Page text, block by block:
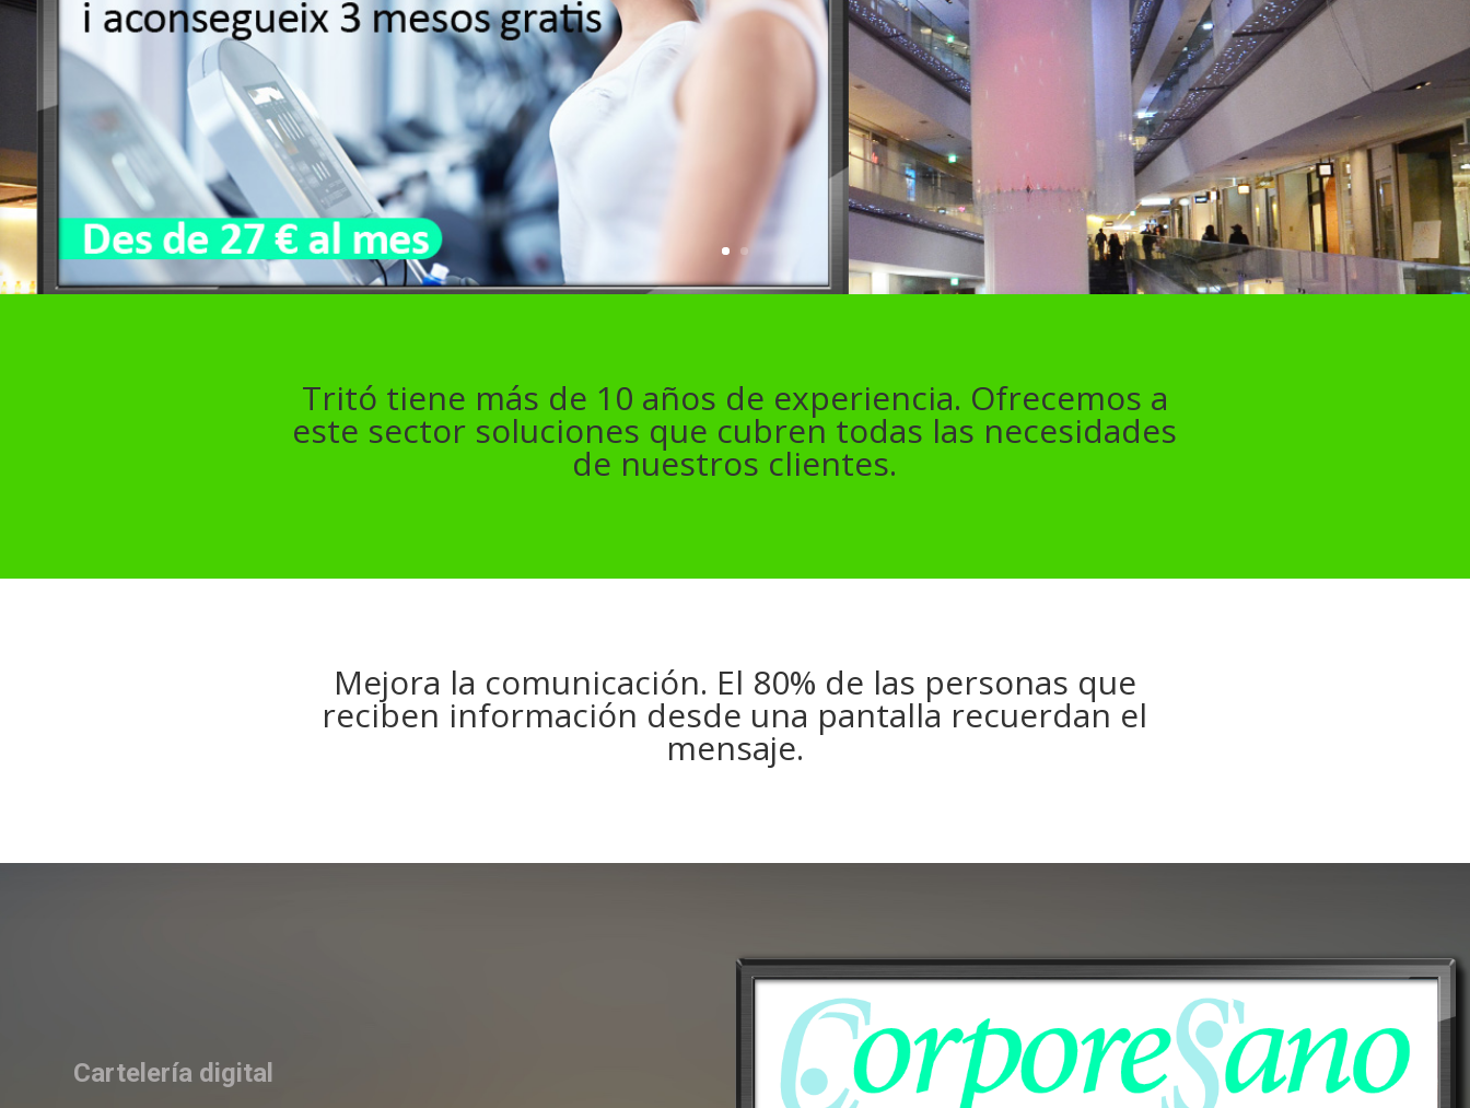
Tritó tiene más de 10 años de experiencia. Ofrecemos a
este sector soluciones que cubren todas las necesidades
de nuestros clientes.
Mejora la comunicación. El 80% de las personas que
reciben información desde una pantalla recuerdan el
mensaje.
Cartelería digital